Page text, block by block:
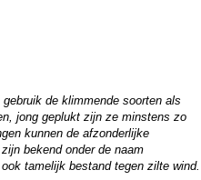
de klimmende soorten als
jong geplukt zijn ze minstens zo
kunnen de afzonderlijke
bekend onder de naam
tamelijk bestand tegen zilte wind.